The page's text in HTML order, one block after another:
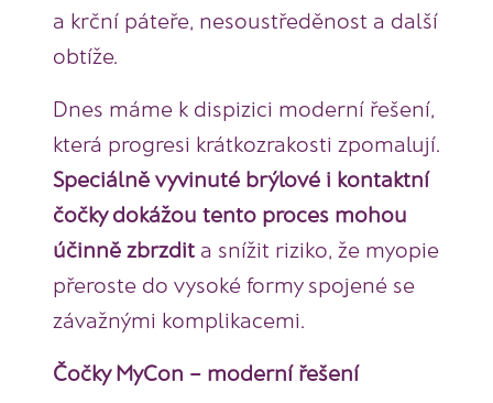
a krční páteře, nesoustředěnost a další
obtíže.
Dnes máme k dispizici moderní řešení,
která progresi krátkozrakosti zpomalují.
Speciálně vyvinuté brýlové i kontaktní
čočky dokážou tento proces mohou
účinně zbrzdit a snížit riziko, že myopie
přeroste do vysoké formy spojené se
závažnými komplikacemi.
Čočky MyCon – moderní řešení